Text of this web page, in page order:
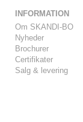
INFORMATION
Om SKANDI-BO
Nyheder
Brochurer
Certifikater
Salg & levering